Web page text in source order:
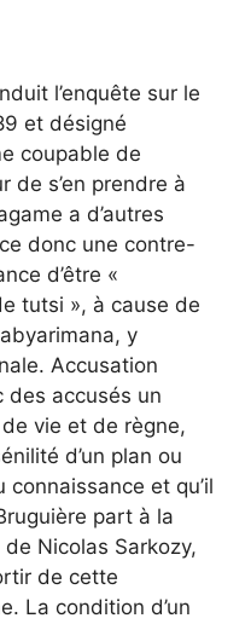
l’enquête sur le
et désigné
coupable de
de s’en prendre à
a d’autres
donc une contre-
d’être «
tutsi », à cause de
y
Accusation
des accusés un
vie et de règne,
d’un plan ou
connaissance et qu’il
part à la
Nicolas Sarkozy,
de cette
La condition d’un